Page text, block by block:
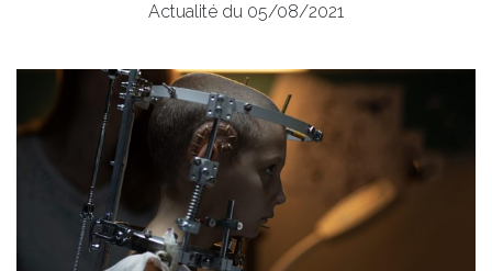
Actualité du 05/08/2021